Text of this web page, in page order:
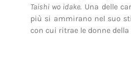
Taishi wo idake. Una delle
più si ammirano nel suo
con cui ritrae le donne della